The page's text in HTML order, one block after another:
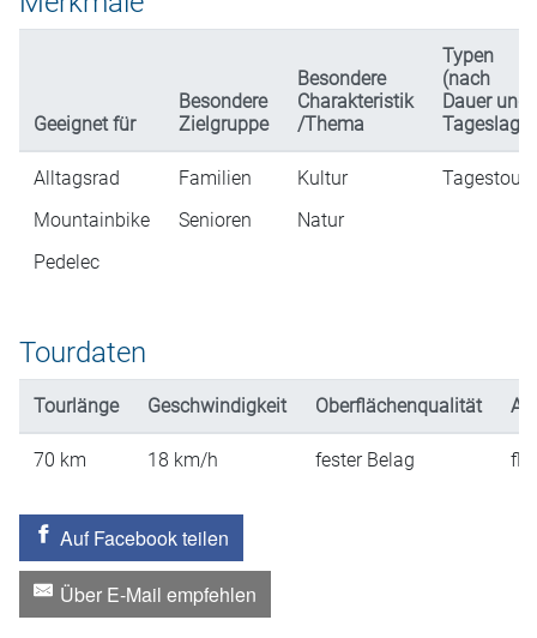
Geeignet für
Besondere
Zielgruppe
Besondere
Charakteristik
/Thema
Typen
(nach
Dauer und
Tageslage)
Alltagsrad
Mountainbike
Pedelec
Familien
Senioren
Kultur
Natur
Tagestour
Tourdaten
Tourlänge Geschwindigkeit Oberflächenqualität
70 km 18 km/h fester Belag
Auf Facebook teilen
Über E-Mail empfehlen